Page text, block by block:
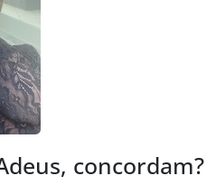
concordam?